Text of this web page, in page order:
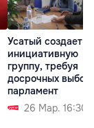
Усатый создает
инициативную
группу, требуя
досрочных
парламент
26 Мар. 16:30